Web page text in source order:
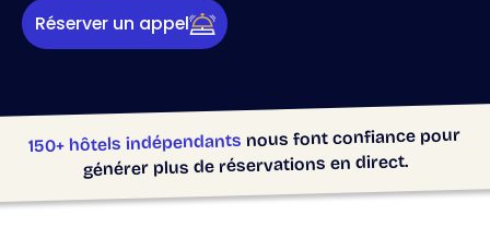
Réserver un appel
150+ hôtels indépendants nous font confiance pour
générer plus de réservations en direct.